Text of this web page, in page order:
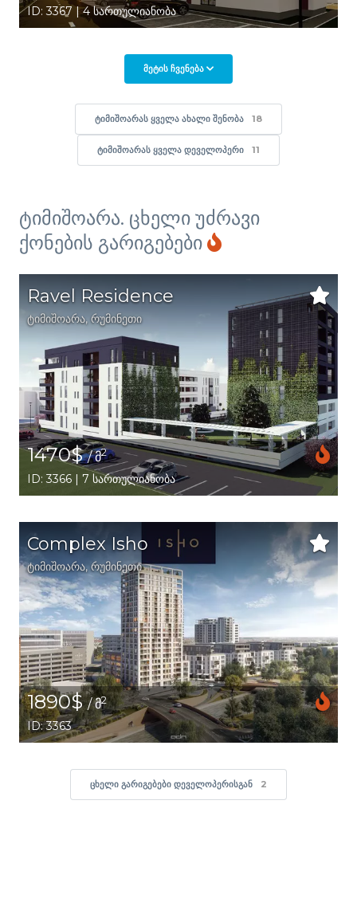
ID: 3367 | 4 სართულიანობა
ᲛᲔᲢᲘᲡ ᲩᲕᲔᲜᲔᲑᲐ
ᲢᲘᲛᲘᲨᲝᲐᲠᲐᲡ ᲧᲕᲔᲚᲐ ᲐᲮᲐᲚᲘ ᲨᲔᲜᲝᲑᲐ 18
ᲢᲘᲛᲘᲨᲝᲐᲠᲐᲡ ᲧᲕᲔᲚᲐ ᲓᲔᲕᲔᲚᲝᲞᲔᲠᲘ 11
ტიმიშოარა. ცხელი უძრავი
ქონების გარიგებები
Ravel Residence
ტიმიშოარა, რუმინეთი
1470$/ მ2
ID: 3366 | 7 სართულიანობა
Complex Isho
ტიმიშოარა,რუმინეთი
1890$/ მ2
ID: 3363
ᲪᲮᲔᲚᲘ ᲒᲐᲠᲘᲒᲔᲑᲔᲑᲘ ᲓᲔᲕᲔᲚᲝᲞᲔᲠᲘᲡᲒᲐᲜ 2